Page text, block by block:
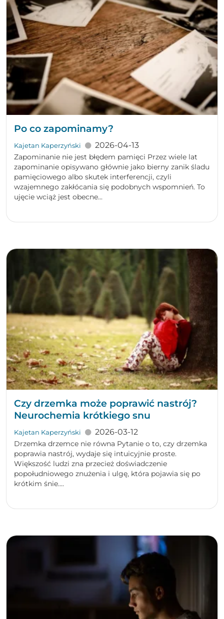
Po co zapominamy?
Kajetan Kaperzyński 2026-04-13
Zapominanie nie jest błędem pamięci Przez wiele lat
zapominanie opisywano głównie jako bierny zanik śladu
pamięciowego albo skutek interferencji, czyli
wzajemnego zakłócania się podobnych wspomnień. To
ujęcie wciąż jest obecne...
Czy drzemka może poprawić nastrój?
Neurochemia krótkiego snu
Kajetan Kaperzyński 2026-03-12
Drzemka drzemce nie równa Pytanie o to, czy drzemka
poprawia nastrój, wydaje się intuicyjnie proste.
Większość ludzi zna przecież doświadczenie
popołudniowego znużenia i ulgę, która pojawia się po
krótkim śnie....